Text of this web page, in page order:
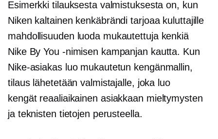
Esimerkki tilauksesta valmistuksesta on, kun
Niken kaltainen kenkäbrändi tarjoaa kuluttajille
mahdollisuuden luoda mukautettuja kenkiä
Nike By You -nimisen kampanjan kautta. Kun
Nike-asiakas luo mukautetun kengänmallin,
tilaus lähetetään valmistajalle, joka luo
kengät reaaliaikainen asiakkaan mieltymysten
ja teknisten tietojen perusteella.